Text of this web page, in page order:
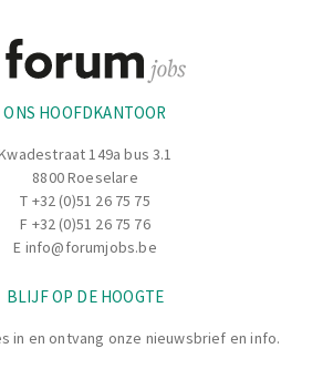
ONS HOOFDKANTOOR
149a bus 3.1
8800 Roeselare
T +32 (0)51 26 75 75
F +32 (0)51 26 75 76
E info@forumjobs.be
BLIJF OP DE HOOGTE
in en ontvang onze nieuwsbrief en info.